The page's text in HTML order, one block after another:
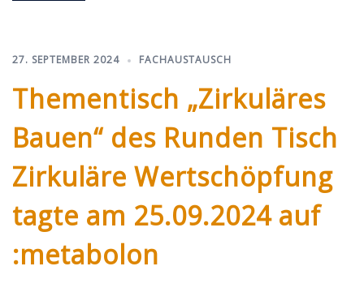
27. SEPTEMBER 2024 FACHAUSTAUSCH
Thementisch „Zirkuläres
Bauen“ des Runden Tisch
Zirkuläre Wertschöpfung
tagte am 25.09.2024 auf
:metabolon